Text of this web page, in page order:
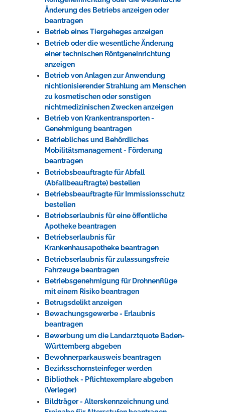
Änderung des Betriebs anzeigen oder
beantragen
Betrieb eines Tiergeheges anzeigen
Betrieb oder die wesentliche Änderung
einer technischen Röntgeneinrichtung
anzeigen
Betrieb von Anlagen zur Anwendung
nichtionisierender Strahlung am Menschen
zu kosmetischen oder sonstigen
nichtmedizinischen Zwecken anzeigen
Betrieb von Krankentransporten -
Genehmigung beantragen
Betriebliches und Behördliches
Mobilitätsmanagement - Förderung
beantragen
Betriebsbeauftragte für Abfall
(Abfallbeauftragte) bestellen
Betriebsbeauftragte für Immissionsschutz
bestellen
Betriebserlaubnis für eine öffentliche
Apotheke beantragen
Betriebserlaubnis für
Krankenhausapotheke beantragen
Betriebserlaubnis für zulassungsfreie
Fahrzeuge beantragen
Betriebsgenehmigung für Drohnenflüge
mit einem Risiko beantragen
Betrugsdelikt anzeigen
Bewachungsgewerbe - Erlaubnis
beantragen
Bewerbung um die Landarztquote Baden-
Württemberg abgeben
Bewohnerparkausweis beantragen
Bezirksschornsteinfeger werden
Bibliothek - Pflichtexemplare abgeben
(Verleger)
Bildträger - Alterskennzeichnung und